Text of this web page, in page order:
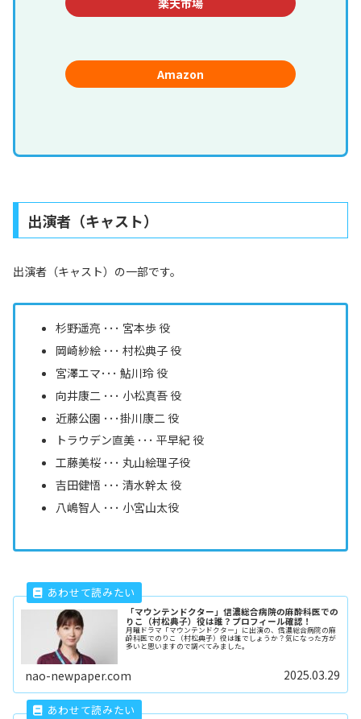
Amazon
出演者（キャスト）
出演者（キャスト）の一部です。
杉野遥亮 ･･･ 宮本歩 役
岡崎紗絵 ･･･ 村松典子 役
宮澤エマ･･･ 鮎川玲 役
向井康二 ･･･ 小松真吾 役
近藤公園 ･･･掛川康二 役
トラウデン直美 ･･･ 平早紀 役
⼯藤美桜 ･･･ 丸山絵理子役
吉⽥健悟 ･･･ 清水幹太 役
八嶋智人 ･･･ 小宮山太役
「マウンテンドクター」信濃総合病院の麻酔科医での
りこ（村松典子）役は誰？プロフィール確認！
月曜ドラマ「マウンテンドクター」に出演の、信濃総合病院の麻
酔科医でのりこ（村松典子）役は誰でしょうか？気になった方が
多いと思いますので調べてみました。
nao-newpaper.com 2025.03.29